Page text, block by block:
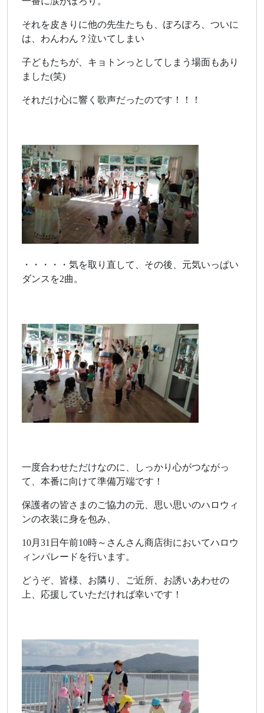
それを皮きりに他の先生たちも、ぽろぽろ、ついに
は、わんわん？泣いてしまい
子どもたちが、キョトンっとしてしまう場面もあり
ました(笑)
それだけ心に響く歌声だったのです！！！
・・・・・気を取り直して、その後、元気いっぱい
ダンスを2曲。
一度合わせただけなのに、しっかり心がつながっ
て、本番に向けて準備万端です！
保護者の皆さまのご協力の元、思い思いのハロウィ
ンの衣装に身を包み、
10月31日午前10時～さんさん商店街においてハロウ
ィンパレードを行います。
どうぞ、皆様、お隣り、ご近所、お誘いあわせの
上、応援していただければ幸いです！